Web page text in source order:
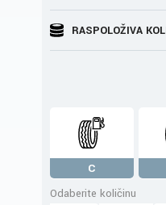
RASPOLOŽIVA
C
Odaberite količinu